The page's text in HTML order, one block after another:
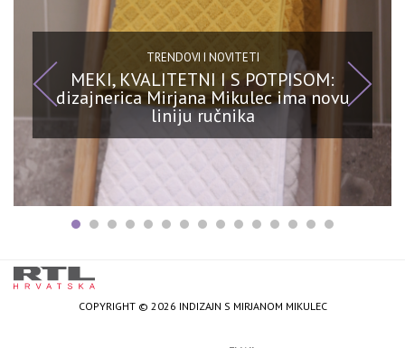
TRENDOVI I NOVITETI
MEKI, KVALITETNI I S POTPISOM:
dizajnerica Mirjana Mikulec ima novu
liniju ručnika
COPYRIGHT © 2026 INDIZAJN S MIRJANOM MIKULEC